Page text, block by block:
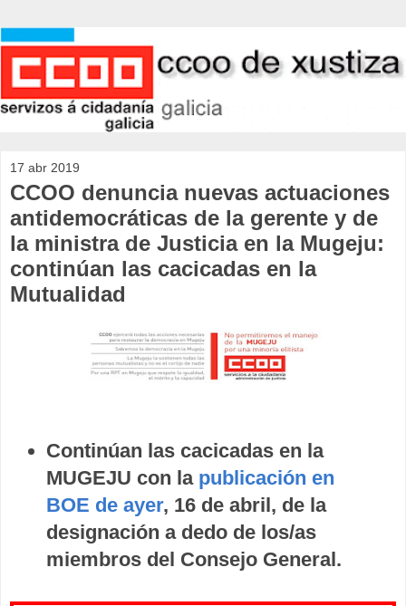
17 abr 2019
CCOO denuncia nuevas actuaciones
antidemocráticas de la gerente y de
la ministra de Justicia en la Mugeju:
continúan las cacicadas en la
Mutualidad
Continúan las cacicadas en la
MUGEJU con la publicación en
BOE de ayer, 16 de abril, de la
designación a dedo de los/as
miembros del Consejo General.